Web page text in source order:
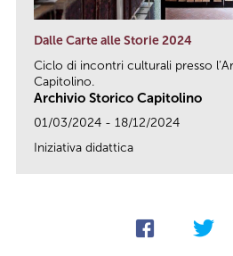
Dalle Carte alle Storie 2024
Ciclo di incontri culturali presso
Capitolino.
Archivio Storico Capitolino
01/03/2024 - 18/12/2024
Iniziativa didattica